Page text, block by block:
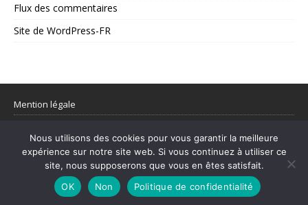
Flux des commentaires
Site de WordPress-FR
Mention légale
© 1998–2026 Centre Europe Actu – L’actualité utile et les sujets qui
comptent.
Mentions légales|Contact
Nous utilisons des cookies pour vous garantir la meilleure
expérience sur notre site web. Si vous continuez à utiliser ce
site, nous supposerons que vous en êtes satisfait.
OK
Non Politique de confidentialité